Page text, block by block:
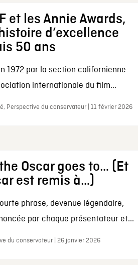
et les Annie Awards,
d’excellence
50 ans
1972 par la section californienne
internationale du film...
Perspective du conservateur | 11 février 2026
Oscar goes to… (Et
est remis à…)
phrase, devenue légendaire,
par chaque présentateur et...
du conservateur | 26 janvier 2026